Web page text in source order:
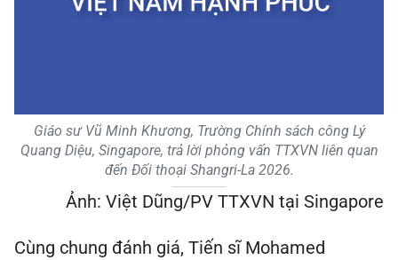
Ảnh: Việt Dũng/PV TTXVN tại Singapore
Cùng chung đánh giá, Tiến sĩ Mohamed
Effendy B Abdul Hamid - Giảng viên cao cấp